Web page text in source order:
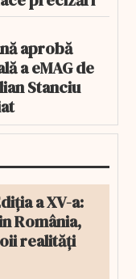
aprobă
a eMAG de
Stanciu
a XV-a:
România,
realități